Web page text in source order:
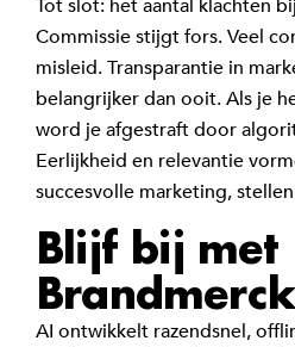
Tot slot: het aantal klachten
Commissie stijgt fors. Veel
misleid. Transparantie in
belangrijker dan ooit. Als je
word je afgestraft door
Eerlijkheid en relevantie
succesvolle marketing,
Blijf bij met
Brandmerck
AI ontwikkelt razendsnel,